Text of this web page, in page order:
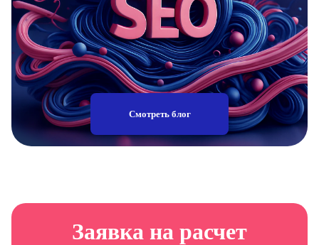
Смотреть блог
Заявка на расчет